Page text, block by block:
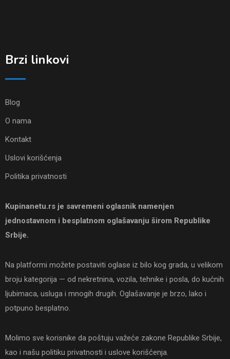
Brzi linkovi
Blog
O nama
Kontakt
Uslovi korišćenja
Politika privatnosti
Kupinanetu.rs je savremeni oglasnik namenjen
jednostavnom i besplatnom oglašavanju širom Republike
Srbije.
Na platformi možete postaviti oglase iz bilo kog grada, u velikom
broju kategorija — od nekretnina, vozila, tehnike i posla, do kućnih
ljubimaca, usluga i mnogih drugih. Oglašavanje je brzo, lako i
potpuno besplatno.
Molimo sve korisnike da poštuju važeće zakone Republike Srbije,
kao i našu politiku privatnosti i uslove korišćenja.